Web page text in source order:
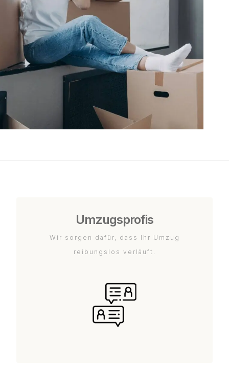
Umzugsprofis
Wir sorgen dafür, dass Ihr Umzug
reibungslos verläuft.